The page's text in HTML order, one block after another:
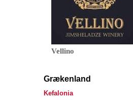
Vellino
Grækenland
Kefalonia